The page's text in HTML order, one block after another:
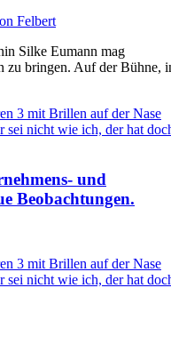
Felbert
Silke Eumann mag
zu bringen. Auf der Bühne,
und
Beobachtungen.